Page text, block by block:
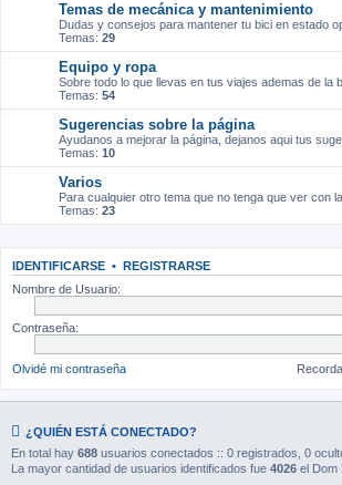
Temas de mecánica y mantenimiento
Dudas y consejos para mantener tu bici en estado
Temas: 29
Equipo y ropa
Sobre todo lo que llevas en tus viajes ademas de la
Temas: 54
Sugerencias sobre la página
Ayudanos a mejorar la página, dejanos aqui tus
Temas: 10
Varios
Para cualquier otro tema que no tenga que ver con
Temas: 23
IDENTIFICARSE •
REGISTRARSE
Nombre de Usuario:
Contraseña:
Olvidé mi contraseña
¿QUIÉN ESTÁ CONECTADO?
En total hay 688 usuarios conectados :: 0 registrados, 0
La mayor cantidad de usuarios identificados fue 4026 el Dom